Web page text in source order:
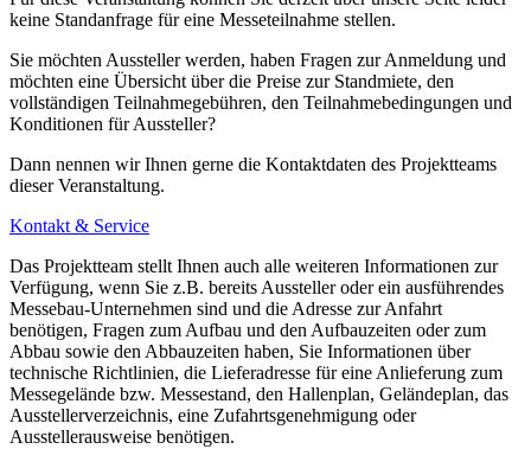
keine Standanfrage für eine Messeteilnahme stellen.
Sie möchten Aussteller werden, haben Fragen zur Anmeldung und
möchten eine Übersicht über die Preise zur Standmiete, den
vollständigen Teilnahmegebühren, den Teilnahmebedingungen und
Konditionen für Aussteller?
Dann nennen wir Ihnen gerne die Kontaktdaten des Projektteams
dieser Veranstaltung.
Kontakt & Service
Das Projektteam stellt Ihnen auch alle weiteren Informationen zur
Verfügung, wenn Sie z.B. bereits Aussteller oder ein ausführendes
Messebau-Unternehmen sind und die Adresse zur Anfahrt
benötigen, Fragen zum Aufbau und den Aufbauzeiten oder zum
Abbau sowie den Abbauzeiten haben, Sie Informationen über
technische Richtlinien, die Lieferadresse für eine Anlieferung zum
Messegelände bzw. Messestand, den Hallenplan, Geländeplan, das
Ausstellerverzeichnis, eine Zufahrtsgenehmigung oder
Ausstellerausweise benötigen.